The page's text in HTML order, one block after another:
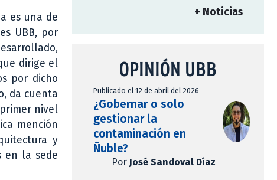
es una de
UBB, por
dirige el
por dicho
da cuenta
nivel
mención
y
en la sede
+ Noticias
OPINIÓN UBB
Publicado el 12 de abril del 2026
¿Gobernar o solo
gestionar la
contaminación en
Ñuble?
Por José Sandoval Díaz